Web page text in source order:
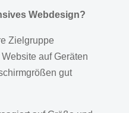
Webdesign?
Zielgruppe
auf Geräten
gut